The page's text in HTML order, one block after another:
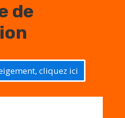
de
cliquez ici